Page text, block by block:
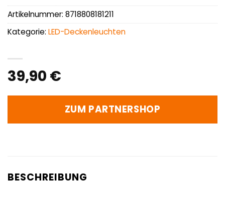
39,90 €
ZUM PARTNERSHOP
Artikelnummer: 8718808181211
Kategorie: LED-Deckenleuchten
BESCHREIBUNG